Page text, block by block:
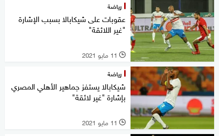
رياضة
عقوبات على شيكابالا بسبب الإشارة
"غير اللائقة"
l 11 مايو 2021
رياضة
شيكابالا يستفز جماهير الأهلي المصري
بإشارة "غير لائقة"
l 11 مايو 2021